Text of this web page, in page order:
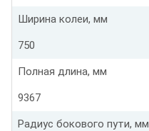
Ширина колеи, мм
750
Полная длина, мм
9367
Радиус бокового пути, мм